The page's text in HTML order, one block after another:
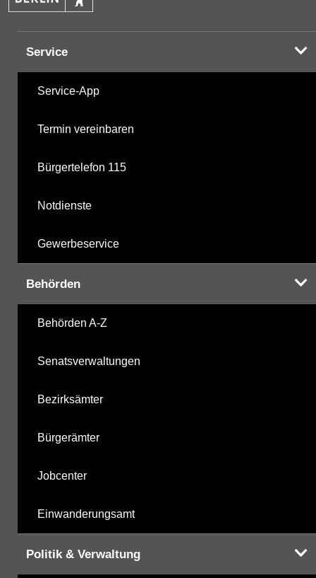
Service
Service-App
Termin vereinbaren
Bürgertelefon 115
Notdienste
Gewerbeservice
Behörden
Behörden A-Z
Senatsverwaltungen
Bezirksämter
Bürgerämter
Jobcenter
Einwanderungsamt
Politik & Verwaltung